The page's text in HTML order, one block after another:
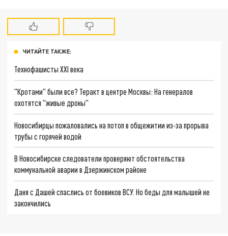
ЧИТАЙТЕ ТАКЖЕ:
Технофашисты XXI века
"Кротами" были все? Теракт в центре Москвы: На генералов
охотятся "живые дроны"
Новосибирцы пожаловались на потоп в общежитии из-за прорыва
трубы с горячей водой
В Новосибирске следователи проверяют обстоятельства
коммунальной аварии в Дзержинском районе
Даня с Дашей спаслись от боевиков ВСУ. Но беды для малышей не
закончились